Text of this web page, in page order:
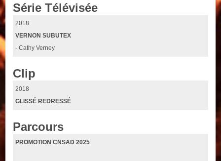
Série Télévisée
2018
VERNON SUBUTEX
- Cathy Verney
Clip
2018
GLISSÉ REDRESSÉ
Parcours
PROMOTION CNSAD 2025